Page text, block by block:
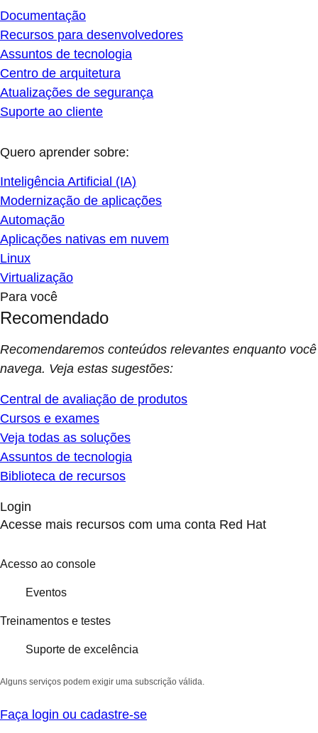
Documentação
Recursos para desenvolvedores
Assuntos de tecnologia
Centro de arquitetura
Atualizações de segurança
Suporte ao cliente
Quero aprender sobre:
Inteligência Artificial (IA)
Modernização de aplicações
Automação
Aplicações nativas em nuvem
Linux
Virtualização
Para você
Recomendado
Recomendaremos conteúdos relevantes enquanto você
navega. Veja estas sugestões:
Central de avaliação de produtos
Cursos e exames
Veja todas as soluções
Assuntos de tecnologia
Biblioteca de recursos
Login
Acesse mais recursos com uma conta Red Hat
Acesso ao console
Eventos
Treinamentos e testes
Suporte de excelência
Alguns serviços podem exigir uma subscrição válida.
Faça login ou cadastre-se